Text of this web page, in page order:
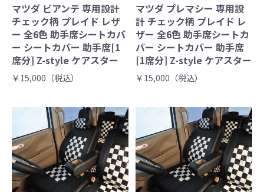
マツダ ビアンテ 専用設計
チェック柄 プレイド レザ
ー 全6色 助手席シートカバ
ー シートカバー 助手席[1
席分] Z-style ケアスター
￥15,000（税込）
マツダ プレマシー 専用設
計 チェック柄 プレイド レ
ザー 全6色 助手席シートカ
バー シートカバー 助手席
[1席分] Z-style ケアスター
￥15,000（税込）